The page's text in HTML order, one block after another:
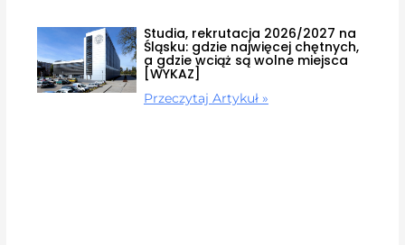
Studia, rekrutacja 2026/2027 na
Śląsku: gdzie najwięcej chętnych,
a gdzie wciąż są wolne miejsca
[WYKAZ]
Przeczytaj Artykuł »